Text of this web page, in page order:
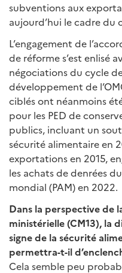
subventions aux
aujourd’hui le cadre du
L’engagement de
de réforme s’est enlisé
négociations du cycle
développement de
ciblés ont néanmoins
pour les PED de
publics, incluant un
sécurité alimentaire en
exportations en 2015,
les achats de denrées
mondial (PAM) en 2022.
Dans la perspective de
ministérielle (CM13), la
signe de la sécurité
permettra-t-il
Cela semble peu